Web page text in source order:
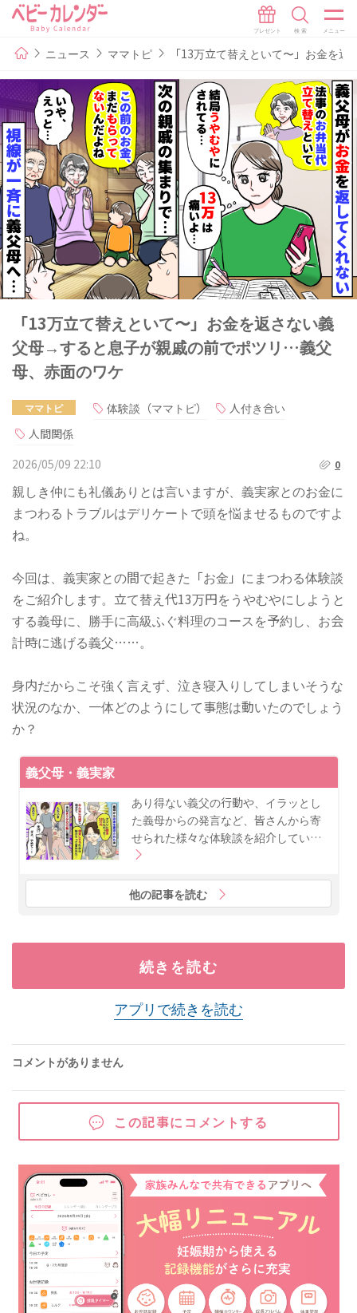
ニュース ママトピ 「13万立て替えといて〜」お金を
「13万立て替えといて〜」お金を返さない義
父母→すると息子が親戚の前でポツリ…義父
母、赤面のワケ
ママトピ 体験談（ママトピ）
人付き合い
人間関係
2026/05/09 22:10
0
親しき仲にも礼儀ありとは言いますが、義実家とのお金に
まつわるトラブルはデリケートで頭を悩ませるものですよ
ね。
今回は、義実家との間で起きた「お金」にまつわる体験談
をご紹介します。立て替え代13万円をうやむやにしようと
する義母に、勝手に高級ふぐ料理のコースを予約し、お会
計時に逃げる義父……。
身内だからこそ強く言えず、泣き寝入りしてしまいそうな
状況のなか、一体どのようにして事態は動いたのでしょう
か？
義父母・義実家
あり得ない義父の行動や、イラッとし
た義母からの発言など、皆さんから寄
せられた様々な体験談を紹介してい…
他の記事を読む
続きを読む
アプリで続きを読む
コメントがありません
この記事にコメントする